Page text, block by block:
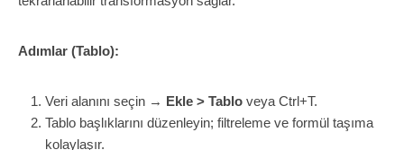
Adımlar (Tablo):
Veri alanını seçin → Ekle > Tablo veya Ctrl+T.
Tablo başlıklarını düzenleyin; filtreleme ve formül taşıma
kolaylaşır.